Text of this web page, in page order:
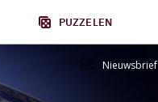
PUZZELEN
Nieuwsbrief